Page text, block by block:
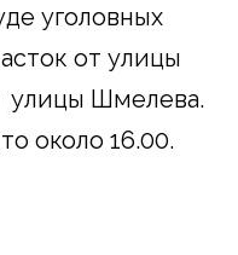
уголовных
от улицы
Шмелева.
около 16.00.